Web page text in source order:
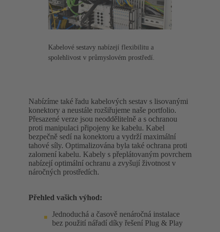
Kabelové sestavy nabízejí flexibilitu a
spolehlivost v průmyslovém prostředí.
Nabízíme také řadu kabelových sestav s lisovanými
konektory a neustále rozšiřujeme naše portfolio.
Přesazené verze jsou neoddělitelně a s ochranou
proti manipulaci připojeny ke kabelu. Kabel
bezpečně sedí na konektoru a vydrží maximální
tahové síly. Optimalizována byla také ochrana proti
zalomení kabelu. Kabely s přeplátovaným povrchem
nabízejí optimální ochranu a zvyšují životnost v
náročných prostředích.
Přehled vašich výhod:
Jednoduchá a časově nenáročná instalace
bez použití nářadí díky řešení Plug & Play